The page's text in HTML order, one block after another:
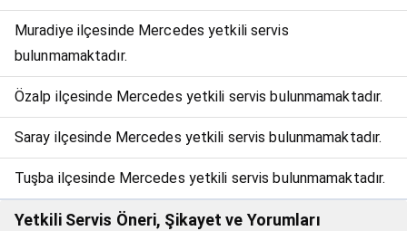
Muradiye ilçesinde Mercedes yetkili servis
bulunmamaktadır.
Özalp ilçesinde Mercedes yetkili servis bulunmamaktadır.
Saray ilçesinde Mercedes yetkili servis bulunmamaktadır.
Tuşba ilçesinde Mercedes yetkili servis bulunmamaktadır.
Yetkili Servis Öneri, Şikayet ve Yorumları